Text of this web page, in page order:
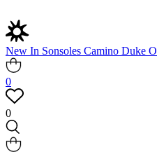
New In Sonsoles Camino Duke
0
0